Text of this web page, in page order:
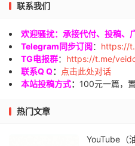
联系我们
欢迎骚扰：承接代付、投稿、
Telegram同步订阅 ： https://
TG电报群： https://t.me/
联系Q Q： 点击此处对话
本站投稿方式： 100元一篇，
热门文章
YouTube（